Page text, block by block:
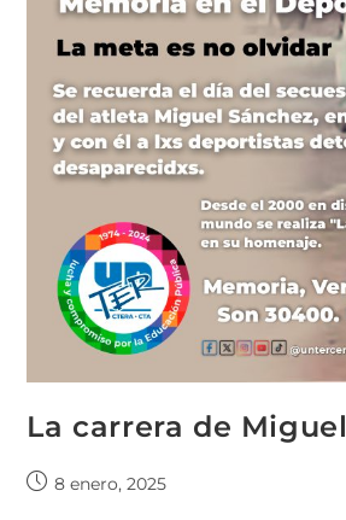
La carrera de Miguel
8 enero, 2025